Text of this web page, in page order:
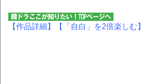
【作品詳細】 【「自白」を2倍楽しむ】